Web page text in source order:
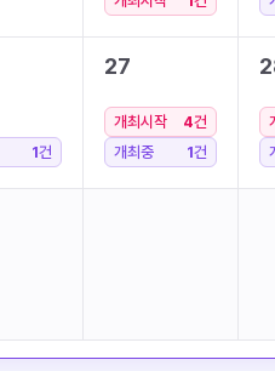
1건
27
개최시작 4건
개최중
1건